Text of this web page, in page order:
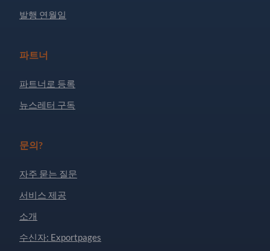
발행 연월일
파트너
파트너로 등록
뉴스레터 구독
문의?
자주 묻는 질문
서비스 제공
소개
수신자: Exportpages